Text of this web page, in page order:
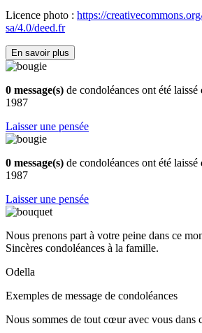
Licence photo : https://
sa/4.0/deed.fr
En savoir plus
0 message(s) de condoléances ont été
1987
Laisser une pensée
0 message(s) de condoléances ont été
1987
Laisser une pensée
Nous prenons part à votre peine dans ce
Sincères condoléances à la famille.
Odella
Exemples de message de condoléances
Nous sommes de tout cœur avec vous dans